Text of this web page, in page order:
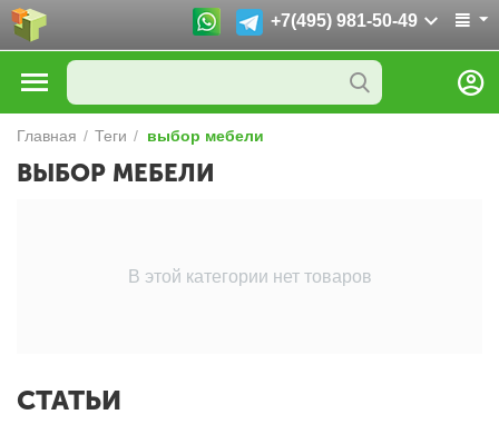
+7(495) 981-50-49
Главная / Теги / выбор мебели
ВЫБОР МЕБЕЛИ
В этой категории нет товаров
СТАТЬИ